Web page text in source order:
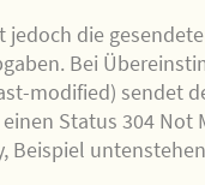
jedoch die
Bei
modified) sendet
Status 304 Not
Beispiel